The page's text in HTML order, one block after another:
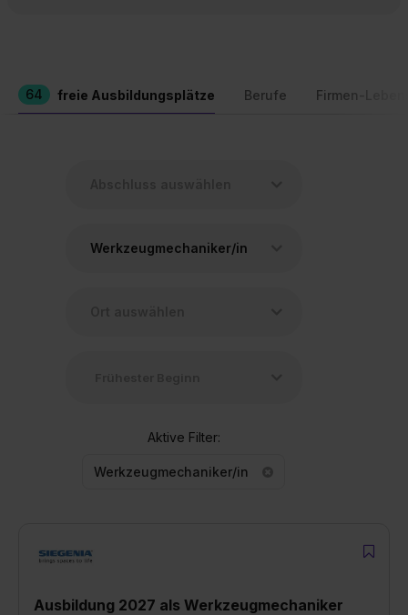
64 freie Ausbildungsplätze Berufe Firmen-
Werkzeugmechaniker/in
Aktive Filter:
Werkzeugmechaniker/in
Ausbildung 2027 als Werkzeugmechaniker